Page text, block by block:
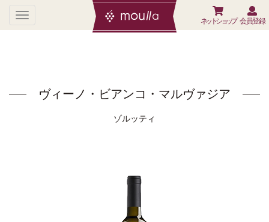
会員登録
ネットショップ
ヴィーノ・ビアンコ・マルヴァジア
ゾルッティ